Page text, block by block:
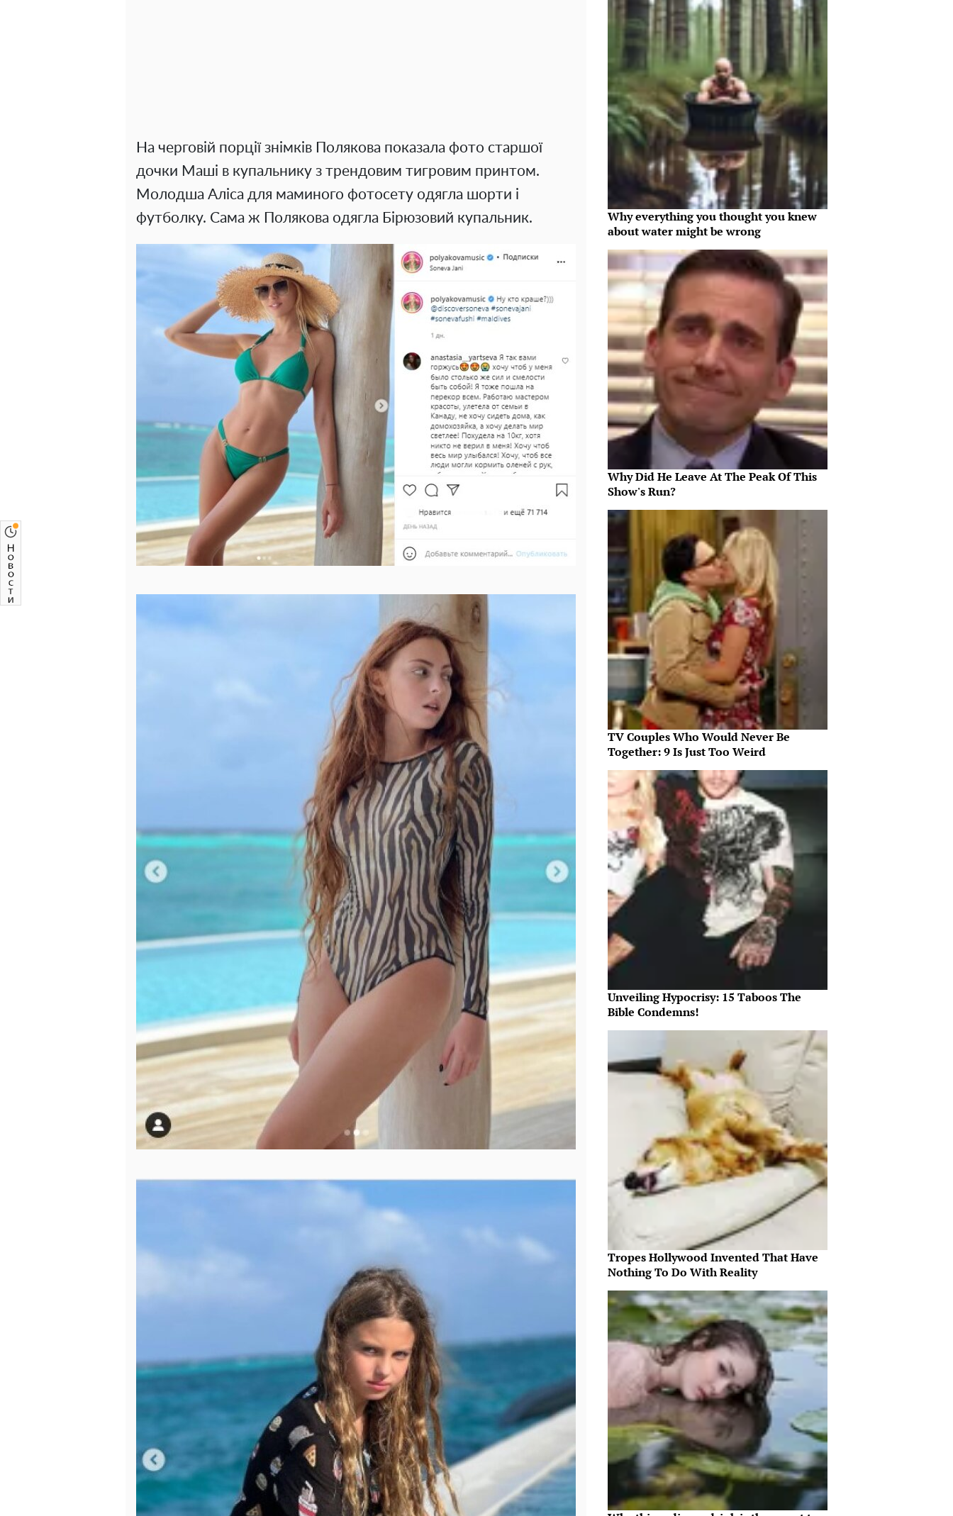
На черговій порції знімків Полякова показала фото старшої
дочки Маші в купальнику з трендовим тигровим принтом.
Молодша Аліса для маминого фотосету одягла шорти і
футболку. Сама ж Полякова одягла Бірюзовий купальник.
Why everything you thought you knew
about water might be wrong
Why Did He Leave At The Peak Of This
Show's Run?
TV Couples Who Would Never Be
Together: 9 Is Just Too Weird
Unveiling Hypocrisy: 15 Taboos The
Bible Condemns!
Tropes Hollywood Invented That Have
Nothing To Do With Reality